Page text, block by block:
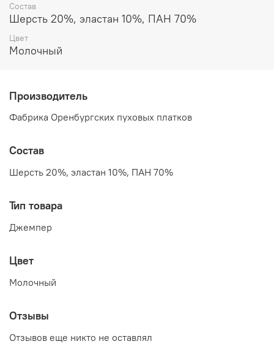
Состав
Шерсть 20%, эластан 10%, ПАН 70%
Цвет
Молочный
Производитель
Фабрика Оренбургских пуховых платков
Состав
Шерсть 20%, эластан 10%, ПАН 70%
Тип товара
Джемпер
Цвет
Молочный
Отзывы
Отзывов еще никто не оставлял